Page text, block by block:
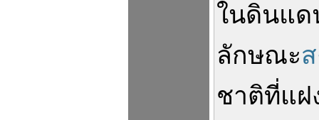
ในดินแด
ลักษณะ
ชาติที่แฝ